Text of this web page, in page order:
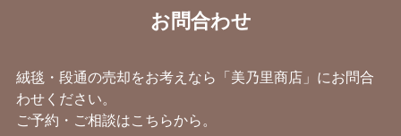
お問合わせ
絨毯・段通の売却をお考えなら「美乃里商店」にお問合
わせください。
ご予約・ご相談はこちらから。